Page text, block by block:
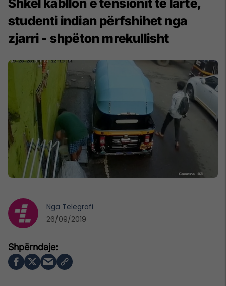
Shkel kabllon e tensionit të lartë,
studenti indian përfshihet nga
zjarri - shpëton mrekullisht
Nga Telegrafi
26/09/2019